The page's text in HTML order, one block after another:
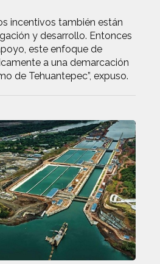
incentivos también están
y desarrollo. Entonces
este enfoque de
a una demarcación
de Tehuantepec”, expuso.